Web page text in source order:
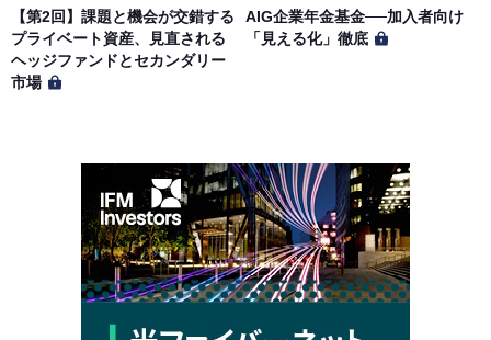
【第2回】課題と機会が交錯する
プライベート資産、見直される
ヘッジファンドとセカンダリー
市場
AIG企業年金基金──加入者向け
「見える化」徹底